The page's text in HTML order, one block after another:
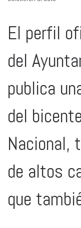
El perfil
del
publica
del
Nacional,
de altos
que